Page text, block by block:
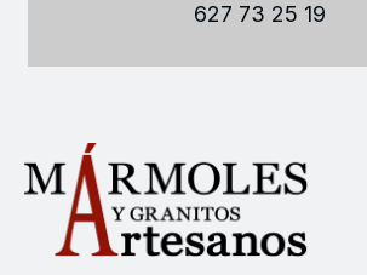
627 73 25 19